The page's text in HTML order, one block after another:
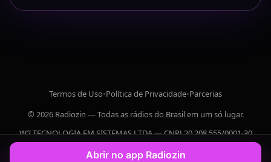
Termos de Uso•Política de Privacidade•Parcerias
© 2026 Radiozin — Todas as rádios do Brasil em um só lugar.
W2 TECNOLOGIA EM SISTEMAS LTDA — CNPJ 20.208.555/0001-30
Abrir no app Radiozin